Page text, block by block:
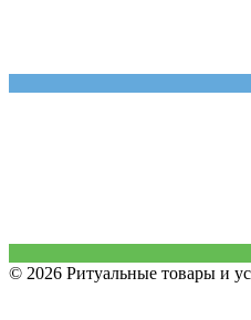
© 2026 Ритуальные товары и